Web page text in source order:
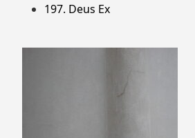
197. Deus Ex